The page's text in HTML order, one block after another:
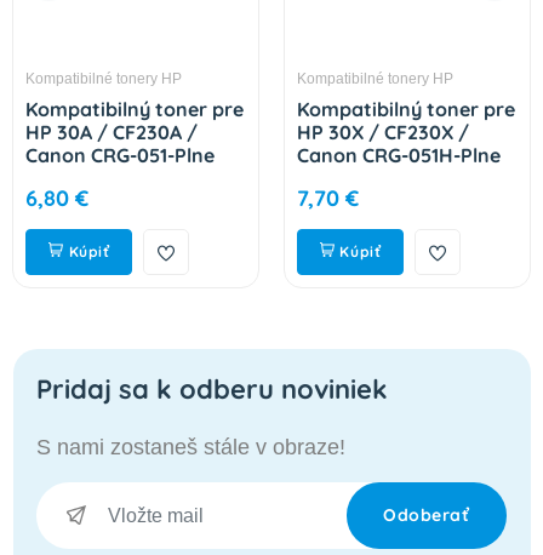
Kompatibilné tonery HP
Kompatibilný toner pre
HP 30A / CF230A /
Canon CRG-051-Plne
strán
6,80 €
Kúpiť
Kompatibilné tonery HP
Kompatibilný toner pre
HP 30X / CF230X /
Canon CRG-051H-Plne
strán
7,70 €
Kúpiť
Pridaj sa k odberu noviniek
S nami zostaneš stále v obraze!
Odoberať